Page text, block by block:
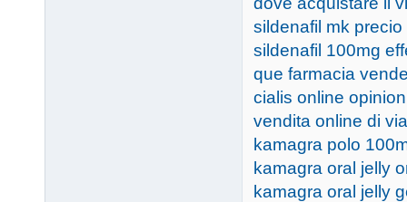
sildenafil mk
sildenafil 100mg
que farmacia
cialis online
vendita online di
kamagra polo
kamagra oral jelly
kamagra oral jelly